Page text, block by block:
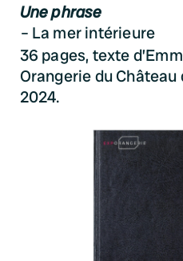
Une phrase
La mer intérieure
36 pages, texte
Orangerie du
2024.